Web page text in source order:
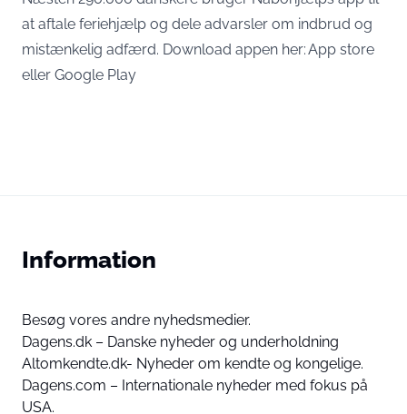
at aftale feriehjælp og dele advarsler om indbrud og
mistænkelig adfærd. Download appen her:App store
eller Google Play
Information
Besøg vores andre nyhedsmedier.
Dagens.dk – Danske nyheder og underholdning
Altomkendte.dk- Nyheder om kendte og kongelige.
Dagens.com – Internationale nyheder med fokus på
USA.